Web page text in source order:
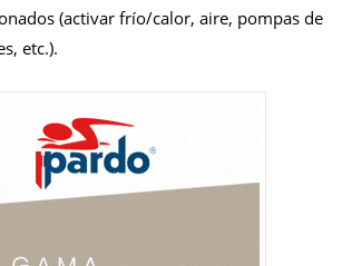
(activar frío/calor, aire, pompas de
etc.).